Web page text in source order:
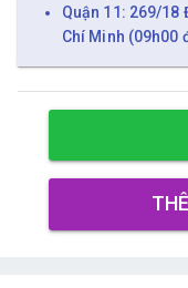
Quận 11: 269/18
Chí Minh (09h00